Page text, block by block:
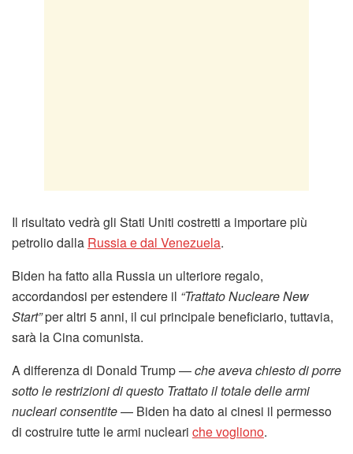
Il risultato vedrà gli Stati Uniti costretti a importare più
petrolio dalla Russia e dal Venezuela.
Biden ha fatto alla Russia un ulteriore regalo,
accordandosi per estendere il “Trattato Nucleare New
Start”per altri 5 anni, il cui principale beneficiario, tuttavia,
sarà la Cina comunista.
A differenza di Donald Trump —che aveva chiesto di porre
sotto le restrizioni di questo Trattato il totale delle armi
nucleari consentite— Biden ha dato ai cinesi il permesso
di costruire tutte le armi nucleari che vogliono.